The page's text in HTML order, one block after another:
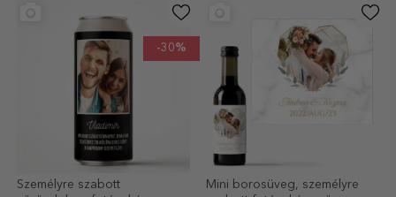
-30%
Személyre szabott
Mini borosüveg, személyre